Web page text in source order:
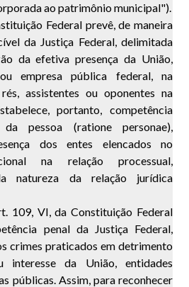
ao patrimônio municipal").
Federal prevê, de maneira
da Justiça Federal, delimitada
da efetiva presença da União,
empresa pública federal, na
assistentes ou oponentes na
portanto, competência
pessoa (ratione personae),
dos entes elencados no
na relação processual,
natureza da relação jurídica
109, VI, da Constituição Federal
penal da Justiça Federal,
crimes praticados em detrimento
interesse da União, entidades
públicas. Assim, para reconhecer